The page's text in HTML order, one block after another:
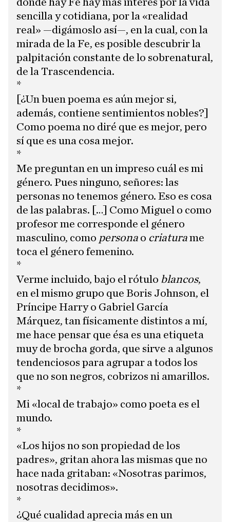
sencilla y cotidiana, por la «realidad
real» —digámoslo así—, en la cual, con la
mirada de la Fe, es posible descubrir la
palpitación constante de lo sobrenatural,
de la Trascendencia.
*
[¿Un buen poema es aún mejor si,
además, contiene sentimientos nobles?]
Como poema no diré que es mejor, pero
sí que es una cosa mejor.
*
Me preguntan en un impreso cuál es mi
género. Pues ninguno, señores: las
personas no tenemos género. Eso es cosa
de las palabras. […] Como Miguel o como
profesor me corresponde el género
masculino, como persona o criaturame
toca el género femenino.
*
Verme incluido, bajo el rótulo blancos,
en el mismo grupo que Boris Johnson, el
Príncipe Harry o Gabriel García
Márquez, tan físicamente distintos a mí,
me hace pensar que ésa es una etiqueta
muy de brocha gorda, que sirve a algunos
tendenciosos para agrupar a todos los
que no son negros, cobrizos ni amarillos.
*
Mi «local de trabajo» como poeta es el
mundo.
*
«Los hijos no son propiedad de los
padres», gritan ahora las mismas que no
hace nada gritaban: «Nosotras parimos,
nosotras decidimos».
*
¿Qué cualidad aprecia más en un